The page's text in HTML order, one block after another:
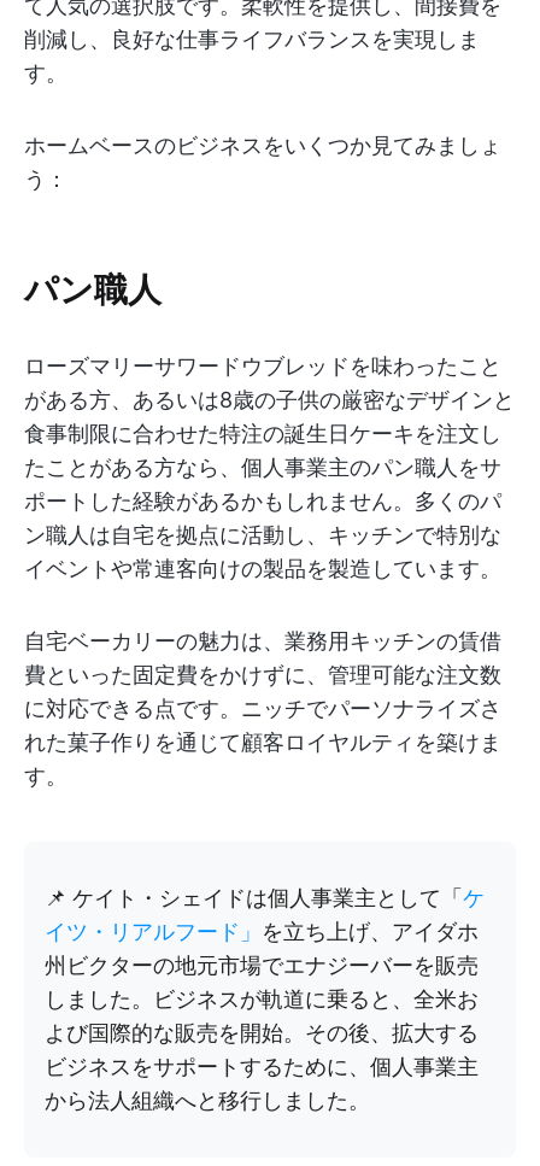
て人気の選択肢です。柔軟性を提供し、間接費を
削減し、良好な仕事ライフバランスを実現しま
す。
ホームベースのビジネスをいくつか見てみましょ
う：
パン職人
ローズマリーサワードウブレッドを味わったこと
がある方、あるいは8歳の子供の厳密なデザインと
食事制限に合わせた特注の誕生日ケーキを注文し
たことがある方なら、個人事業主のパン職人をサ
ポートした経験があるかもしれません。多くのパ
ン職人は自宅を拠点に活動し、キッチンで特別な
イベントや常連客向けの製品を製造しています。
自宅ベーカリーの魅力は、業務用キッチンの賃借
費といった固定費をかけずに、管理可能な注文数
に対応できる点です。ニッチでパーソナライズさ
れた菓子作りを通じて顧客ロイヤルティを築けま
す。
📌 ケイト・シェイドは個人事業主として「 ケ
イツ・リアルフード」 を立ち上げ、アイダホ
州ビクターの地元市場でエナジーバーを販売
しました。ビジネスが軌道に乗ると、全米お
よび国際的な販売を開始。その後、拡大する
ビジネスをサポートするために、個人事業主
から法人組織へと移行しました。